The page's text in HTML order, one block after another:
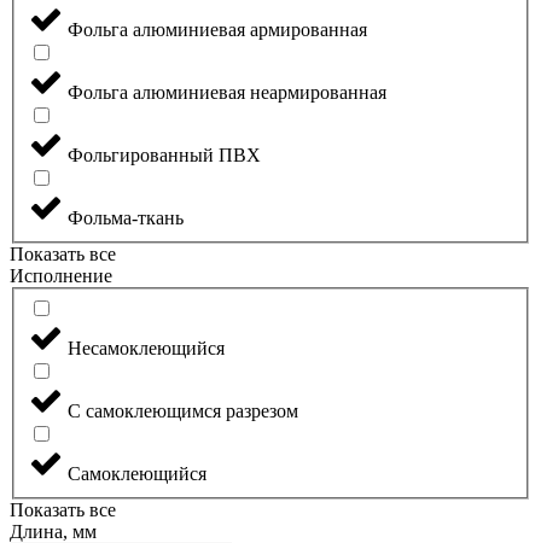
Фольга алюминиевая армированная
Фольга алюминиевая неармированная
Фольгированный ПВХ
Фольма-ткань
Показать все
Исполнение
Несамоклеющийся
С самоклеющимся разрезом
Самоклеющийся
Показать все
Длина, мм